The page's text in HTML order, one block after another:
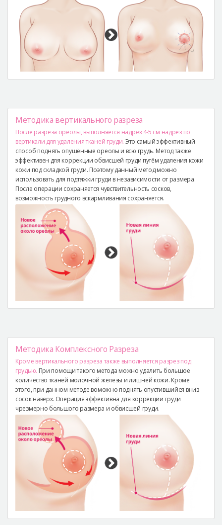
Методика вертикального разреза
После разреза ореолы, выполняется надрез 4-5 см надрез по
вертикали для удаления тканей груди. Это самый эффективный
способ поднять опушённые ореолы и всю грудь. Метод также
эффективен для коррекции обвисшей груди путём удаления кожи
кожи под складкой груди. Поэтому данный метод можно
использовать для подтяжки груди в независимости от размера.
После операции сохраняется чувствительность сосков,
возможность грудного вскармливания сохраняется.
Методика Комплексного Разреза
Кроме вертикального разреза также выполняется разрез под
грудью. При помощи такого метода можно удалить большое
количество тканей молочной железы и лишней кожи. Кроме
этого, при данном методе воможно поднять опустившийся вниз
сосок наверх. Операция эффективна для коррекции груди
чрезмерно большого размера и обвисшей груди.